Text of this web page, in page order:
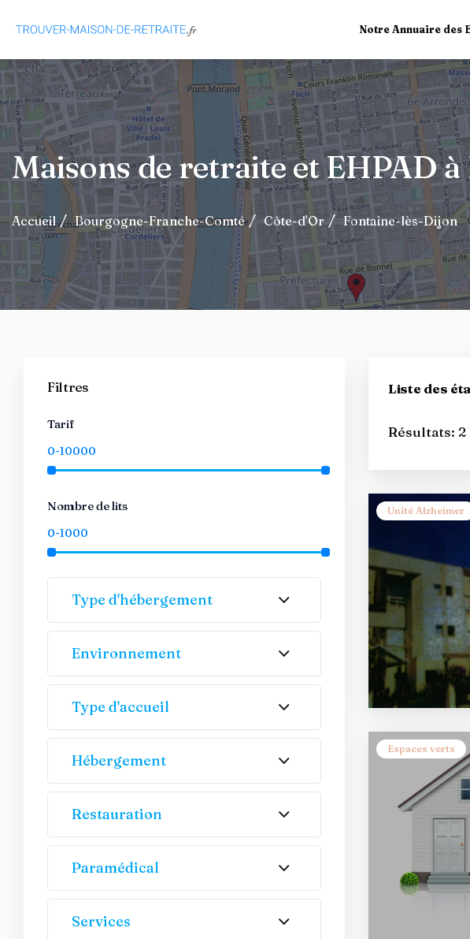
Notre Annuaire des
Maisons de retraite et EHPAD
Accueil Bourgogne-Franche-Comté Côte-d'Or Fontaine-lès-Dijon
Liste des
Résultats: 2
Unité Alzheimer
Espaces verts
Filtres
Tarif
Nombre de lits
Type d'hébergement
Environnement
Type d'accueil
Hébergement
Restauration
Paramédical
Services